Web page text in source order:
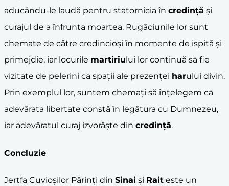
aducându-le laudă pentru statornicia în credință și
curajul de a înfrunta moartea. Rugăciunile lor sunt
chemate de către credincioși în momente de ispită și
primejdie, iar locurile martiriu lui lor continuă să fie
vizitate de pelerini ca spații ale prezenței harului divin.
Prin exemplul lor, suntem chemați să înțelegem că
adevărata libertate constă în legătura cu Dumnezeu,
iar adevăratul curaj izvorăște din credință.
Concluzie
Jertfa Cuvioșilor Părinți din Sinai și Rait este un